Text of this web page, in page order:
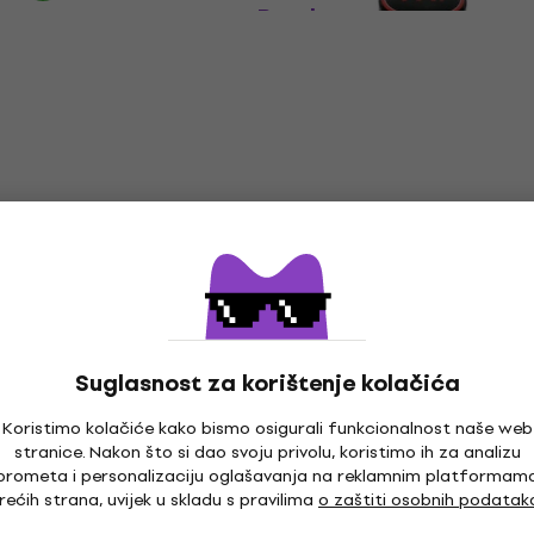
Suglasnost za korištenje kolačića
Koristimo kolačiće kako bismo osigurali funkcionalnost naše web
stranice. Nakon što si dao svoju privolu, koristimo ih za analizu
i personalizaciju oglašavanja na reklamnim
strana, uvijek u skladu s pravilima o zaštiti osobnih
Barska stolica
30" Barska stolica
101 €
Samo po narudžbi
30" Barska
Fender Blackout 24"
stolica
Barska stolica